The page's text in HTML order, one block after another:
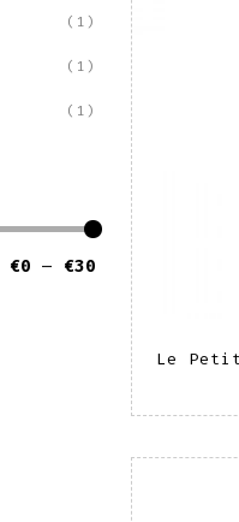
(1)
(1)
(1)
€0 — €30
Le